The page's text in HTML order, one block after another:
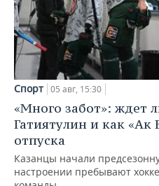
Спорт 05 авг, 15:30
«Много забот»: ждет
Гатиятулин и как «Ак
отпуска
Казанцы начали
настроении пребывают